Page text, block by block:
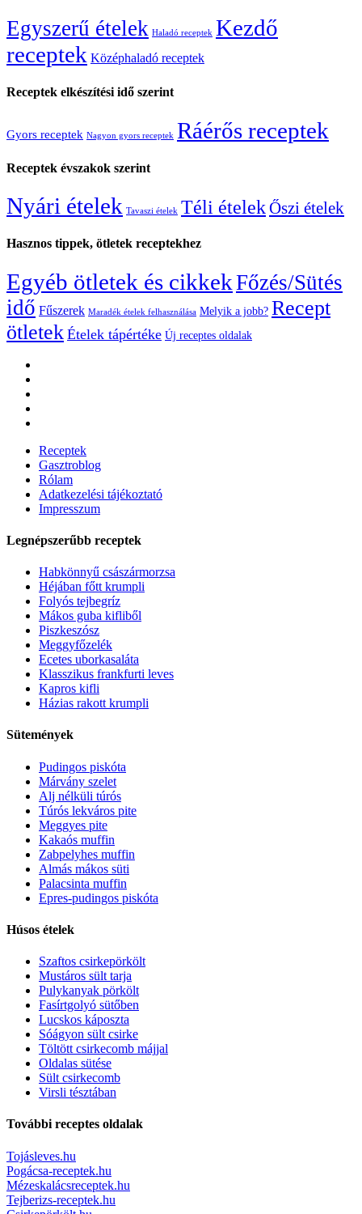
Egyszerű ételek Haladó receptek Kezdő
receptek Középhaladó receptek
Receptek elkészítési idő szerint
Gyors receptek Nagyon gyors receptek Ráérős receptek
Receptek évszakok szerint
Nyári ételek Tavaszi ételek Téli ételekŐszi ételek
Hasznos tippek, ötletek receptekhez
Egyéb ötletek és cikkekFőzés/Sütés
idő Fűszerek Maradék ételek felhasználása Melyik a jobb? Recept
ötletek Ételek tápértéke Új receptes oldalak
Receptek
Gasztroblog
Rólam
Adatkezelési tájékoztató
Impresszum
Legnépszerűbb receptek
Habkönnyű császármorzsa
Héjában főtt krumpli
Folyós tejbegríz
Mákos guba kifliből
Piszkeszósz
Meggyfőzelék
Ecetes uborkasaláta
Klasszikus frankfurti leves
Kapros kifli
Házias rakott krumpli
Sütemények
Pudingos piskóta
Márvány szelet
Alj nélküli túrós
Túrós lekváros pite
Meggyes pite
Kakaós muffin
Zabpelyhes muffin
Almás mákos süti
Palacsinta muffin
Epres-pudingos piskóta
Húsos ételek
Szaftos csirkepörkölt
Mustáros sült tarja
Pulykanyak pörkölt
Fasírtgolyó sütőben
Lucskos káposzta
Sóágyon sült csirke
Töltött csirkecomb májjal
Oldalas sütése
Sült csirkecomb
Virsli tésztában
További receptes oldalak
Tojásleves.hu
Pogácsa-receptek.hu
Mézeskalácsreceptek.hu
Tejberizs-receptek.hu